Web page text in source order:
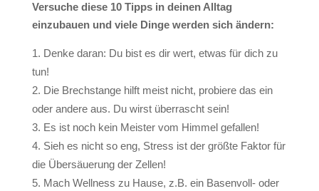
Versuche diese 10 Tipps in deinen Alltag
einzubauen und viele Dinge werden sich ändern:
Denke daran: Du bist es dir wert, etwas für dich zu
tun!
Die Brechstange hilft meist nicht, probiere das ein
oder andere aus. Du wirst überrascht sein!
Es ist noch kein Meister vom Himmel gefallen!
Sieh es nicht so eng, Stress ist der größte Faktor für
die Übersäuerung der Zellen!
Mach Wellness zu Hause, z.B. ein Basenvoll- oder